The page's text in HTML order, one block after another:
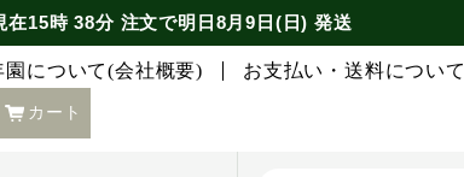
在15時 38分注文で明日8月9日(日) 発送
園について(会社概要) お支払い・送料について
カート